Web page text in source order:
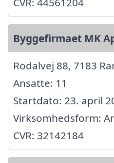
Byggefirmaet MK
Rodalvej 88, 7183
Ansatte: 11
Startdato: 23. april
Virksomhedsform:
CVR: 32142184